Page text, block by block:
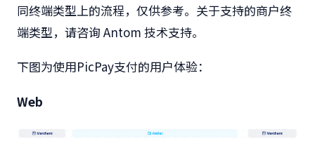
同终端类型上的流程，仅供参考。关于支持的商户终
端类型，请咨询 Antom 技术支持。
下图为使用PicPay支付的用户体验：
Web